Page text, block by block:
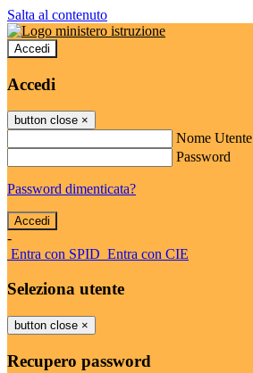
Salta al contenuto
Accedi
Accedi
button close ×
Nome Utente
Password
Password dimenticata?
-
Entra con SPID Entra con CIE
Seleziona utente
button close ×
Recupero password